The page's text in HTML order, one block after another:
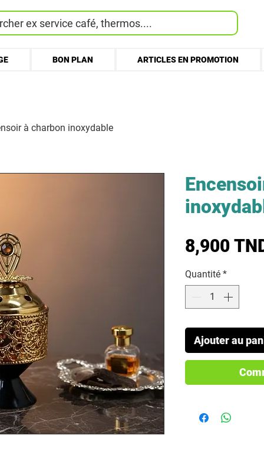
ex service café, thermos....
BON PLAN ARTICLES EN PROMOTION
à charbon inoxydable
8,900
Quantité *
Ajouter au